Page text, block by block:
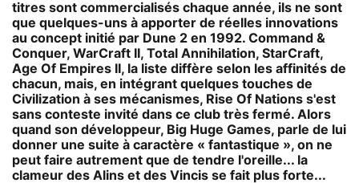
titres sont commercialisés chaque année, ils ne sont
que quelques-uns à apporter de réelles innovations
au concept initié par Dune 2 en 1992. Command &
Conquer, WarCraft II, Total Annihilation, StarCraft,
Age Of Empires II, la liste diffère selon les affinités de
chacun, mais, en intégrant quelques touches de
Civilization à ses mécanismes, Rise Of Nations s'est
sans conteste invité dans ce club très fermé. Alors
quand son développeur, Big Huge Games, parle de lui
donner une suite à caractère « fantastique », on ne
peut faire autrement que de tendre l'oreille... la
clameur des Alins et des Vincis se fait plus forte...